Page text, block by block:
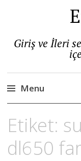
Giriş ve İleri
Menu
to
Etiket:
dl650